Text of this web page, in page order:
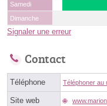
Samedi
Dimanche
Signaler une erreur
Contact
Téléphone Téléphoner au
Site web